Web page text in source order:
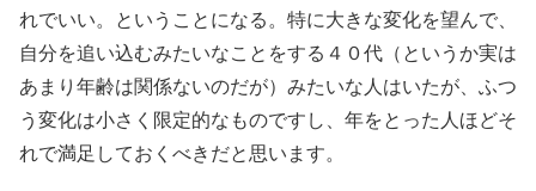
れでいい。ということになる。特に大きな変化を望んで、
自分を追い込むみたいなことをする４０代（というか実は
あまり年齢は関係ないのだが）みたいな人はいたが、ふつ
う変化は小さく限定的なものですし、年をとった人ほどそ
れで満足しておくべきだと思います。